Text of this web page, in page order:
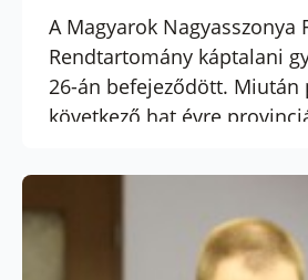
A Magyarok Nagyasszonya
Rendtartomány káptalani
26-án befejeződött. Miután
következő hat évre
provinciális-helyettessé
tanácsos személyéről
Lóránt, Bécser Róbert,